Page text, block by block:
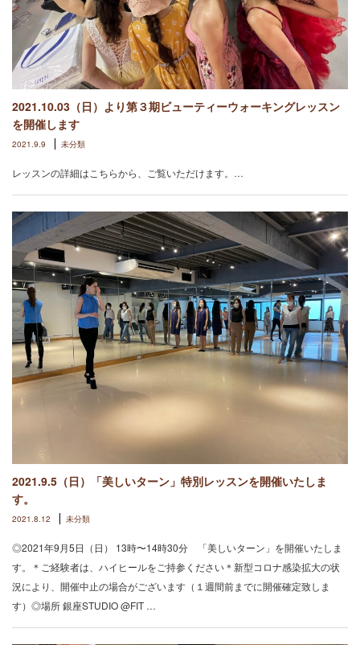
2021.10.03（日）より第３期ビューティーウォーキングレッスン
を開催します
2021.9.9 未分類
レッスンの詳細はこちらから、ご覧いただけます。…
2021.9.5（日）「美しいターン」特別レッスンを開催いたしま
す。
2021.8.12 未分類
◎2021年9月5日（日） 13時〜14時30分 「美しいターン」を開催いたしま
す。＊ご経験者は、ハイヒールをご持参ください＊新型コロナ感染拡大の状
況により、開催中止の場合がございます（１週間前までに開催確定致しま
す）◎場所 銀座STUDIO @FIT …